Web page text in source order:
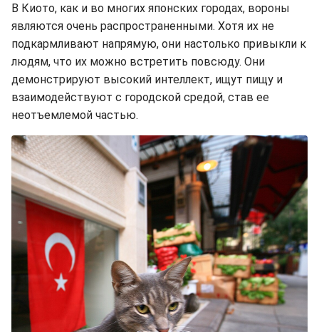
В Киото, как и во многих японских городах, вороны
являются очень распространенными. Хотя их не
подкармливают напрямую, они настолько привыкли к
людям, что их можно встретить повсюду. Они
демонстрируют высокий интеллект, ищут пищу и
взаимодействуют с городской средой, став ее
неотъемлемой частью.